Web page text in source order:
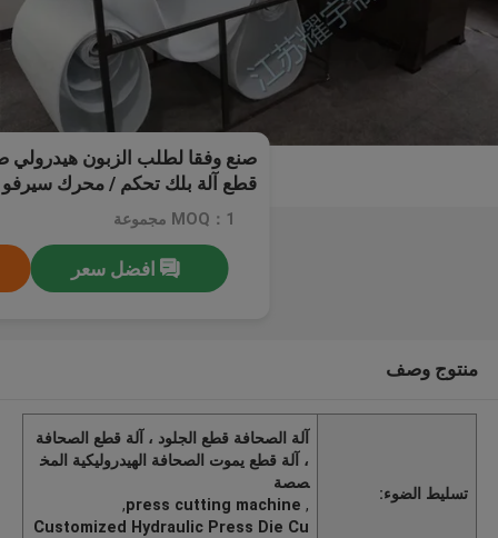
صنع وفقا لطلب الزبون
قطع آلة بلك تحكم / محرك سيرفو
MOQ：1 مجموعة
افضل سعر
منتوج وصف
تسليط الضوء:
آلة الصحافة قطع الجلود ، آلة قطع الصحافة
، آلة قطع يموت الصحافة الهيدروليكية المخ
صصة
,
press cutting machine
,
Customized Hydraulic Press Die Cu